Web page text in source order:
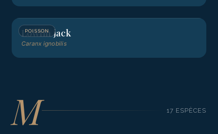
POISSON
Lowfin jack
Caranx ignobilis
M 17 ESPÈCE S